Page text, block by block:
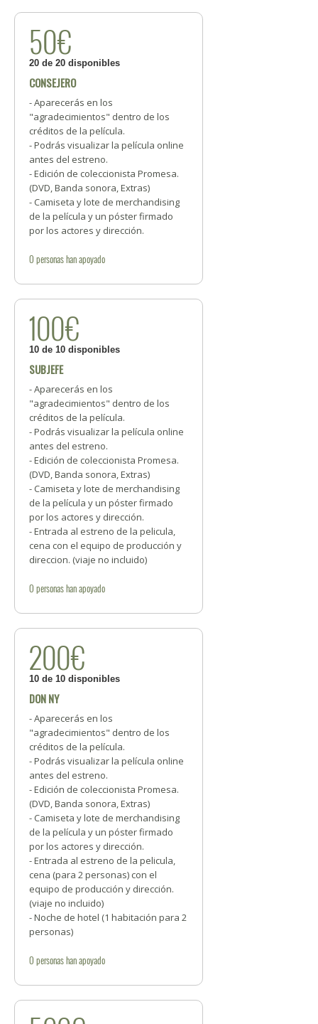
50€
20 de 20 disponibles
CONSEJERO
- Aparecerás en los
"agradecimientos" dentro de los
créditos de la película.
- Podrás visualizar la película online
antes del estreno.
- Edición de coleccionista Promesa.
(DVD, Banda sonora, Extras)
- Camiseta y lote de merchandising
de la película y un póster firmado
por los actores y dirección.
0 personashan apoyado
100€
10 de 10 disponibles
SUBJEFE
- Aparecerás en los
"agradecimientos" dentro de los
créditos de la película.
- Podrás visualizar la película online
antes del estreno.
- Edición de coleccionista Promesa.
(DVD, Banda sonora, Extras)
- Camiseta y lote de merchandising
de la película y un póster firmado
por los actores y dirección.
- Entrada al estreno de la pelicula,
cena con el equipo de producción y
direccion. (viaje no incluido)
0 personashan apoyado
200€
10 de 10 disponibles
DON NY
- Aparecerás en los
"agradecimientos" dentro de los
créditos de la película.
- Podrás visualizar la película online
antes del estreno.
- Edición de coleccionista Promesa.
(DVD, Banda sonora, Extras)
- Camiseta y lote de merchandising
de la película y un póster firmado
por los actores y dirección.
- Entrada al estreno de la pelicula,
cena (para 2 personas) con el
equipo de producción y dirección.
(viaje no incluido)
- Noche de hotel (1 habitación para 2
personas)
0 personashan apoyado